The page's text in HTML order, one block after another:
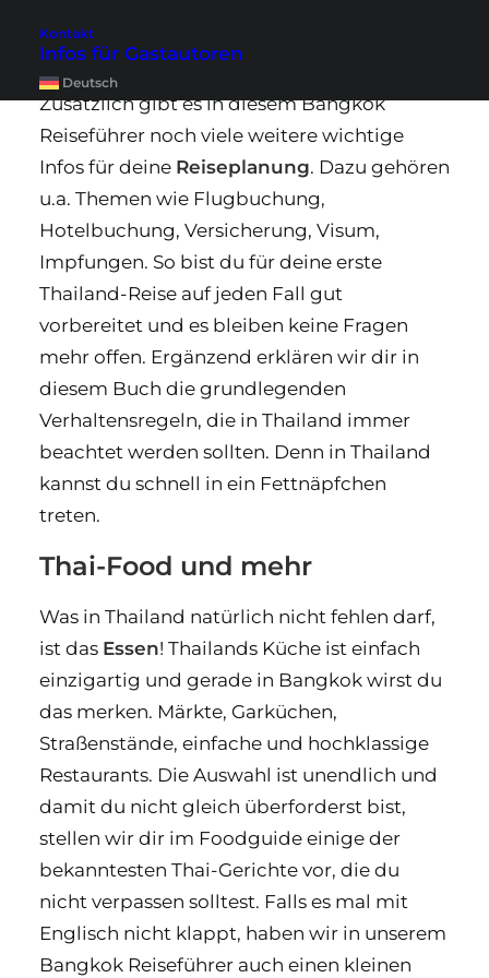
Kontakt
Infos für Gastautoren
Deutsch
Reiseplanung? Kein Problem!
Zusätzlich gibt es in diesem Bangkok
Reiseführer noch viele weitere wichtige
Infos für deine Reiseplanung. Dazu gehören
u.a. Themen wie Flugbuchung,
Hotelbuchung, Versicherung, Visum,
Impfungen. So bist du für deine erste
Thailand-Reise auf jeden Fall gut
vorbereitet und es bleiben keine Fragen
mehr offen. Ergänzend erklären wir dir in
diesem Buch die grundlegenden
Verhaltensregeln, die in Thailand immer
beachtet werden sollten. Denn in Thailand
kannst du schnell in ein Fettnäpfchen
treten.
Thai-Food und mehr
Was in Thailand natürlich nicht fehlen darf,
ist das Essen! Thailands Küche ist einfach
einzigartig und gerade in Bangkok wirst du
das merken. Märkte, Garküchen,
Straßenstände, einfache und hochklassige
Restaurants. Die Auswahl ist unendlich und
damit du nicht gleich überforderst bist,
stellen wir dir im Foodguide einige der
bekanntesten Thai-Gerichte vor, die du
nicht verpassen solltest. Falls es mal mit
Englisch nicht klappt, haben wir in unserem
Bangkok Reiseführer auch einen kleinen